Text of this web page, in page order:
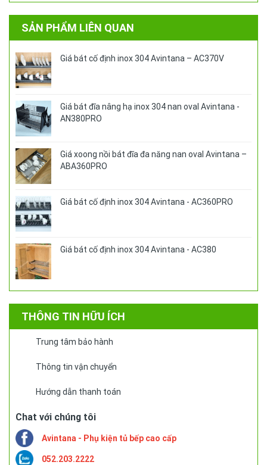
SẢN PHẨM LIÊN QUAN
Giá bát cố định inox 304 Avintana – AC370V
Giá bát đĩa nâng hạ inox 304 nan oval Avintana -
AN380PRO
Giá xoong nồi bát đĩa đa năng nan oval Avintana –
ABA360PRO
Giá bát cố định inox 304 Avintana - AC360PRO
Giá bát cố định inox 304 Avintana - AC380
THÔNG TIN HỮU ÍCH
Trung tâm bảo hành
Thông tin vận chuyển
Hướng dẫn thanh toán
Chat với chúng tôi
Avintana - Phụ kiện tủ bếp cao cấp
052.203.2222